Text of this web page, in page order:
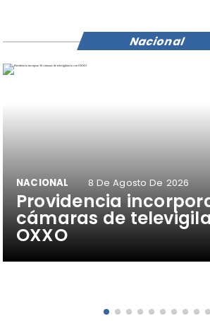
Providencia
cámaras de
OXXO
NACIONAL 8 De Agosto De 2026
Nacional